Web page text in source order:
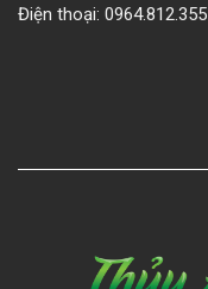
Điện thoại: 0964.812.355